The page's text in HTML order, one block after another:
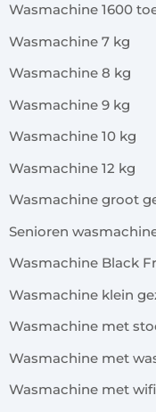
Wasmachine 1600
Wasmachine 7 kg
Wasmachine 8 kg
Wasmachine 9 kg
Wasmachine 10 kg
Wasmachine 12 kg
Wasmachine groot
Senioren
Wasmachine Black
Wasmachine klein
Wasmachine met
Wasmachine met
Wasmachine met wifi